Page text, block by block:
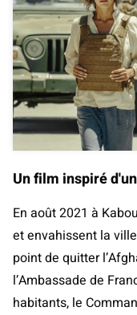
Un film inspiré
En août 2021 à
et envahissent la
point de quitter
l’Ambassade de
habitants, le